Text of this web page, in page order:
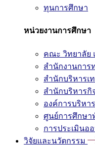
ทุนการศึกษา
หน่วยงานการศึกษา
คณะ วิทยาลัย
สำนักงานการ
สำนักบริหารเ
สำนักบริหารกิ
องค์การบริหา
ศูนย์การศึกษา
การประเมินอ
วิจัยและนวัตกรรม